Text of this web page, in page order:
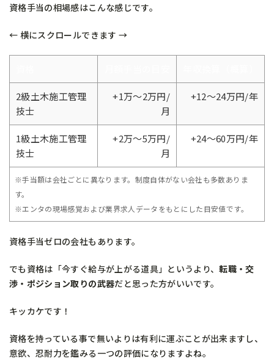
資格手当の相場感はこんな感じです。
← 横にスクロールできます →
2級土木施工管理
技士
+1万〜2万円/
月
+12〜24万円/年
1級土木施工管理
技士
+2万〜5万円/
月
+24〜60万円/年
※手当額は会社ごとに異なります。制度自体がない会社も多数ありま
す。
※エンタの現場感覚および業界求人データをもとにした目安値です。
資格手当ゼロの会社もあります。
でも資格は「今すぐ給与が上がる道具」というより、転職・交
渉・ポジション取りの武器だと思った方がいいです。
キッカケです！
資格を持っている事で無いよりは有利に運ぶことが出来ますし、
意欲、忍耐力を鑑みる一つの評価になりますよね。